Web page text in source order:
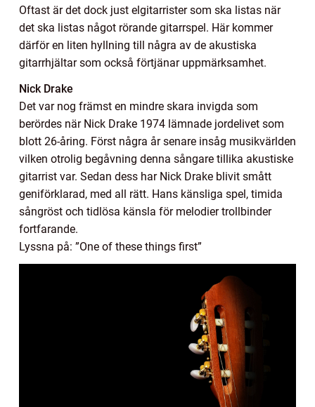
Oftast är det dock just elgitarrister som ska listas när
det ska listas något rörande gitarrspel. Här kommer
därför en liten hyllning till några av de akustiska
gitarrhjältar som också förtjänar uppmärksamhet.
Nick Drake
Det var nog främst en mindre skara invigda som
berördes när Nick Drake 1974 lämnade jordelivet som
blott 26-åring. Först några år senare insåg musikvärlden
vilken otrolig begåvning denna sångare tillika akustiske
gitarrist var. Sedan dess har Nick Drake blivit smått
geniförklarad, med all rätt. Hans känsliga spel, timida
sångröst och tidlösa känsla för melodier trollbinder
fortfarande.
Lyssna på: ”One of these things first”